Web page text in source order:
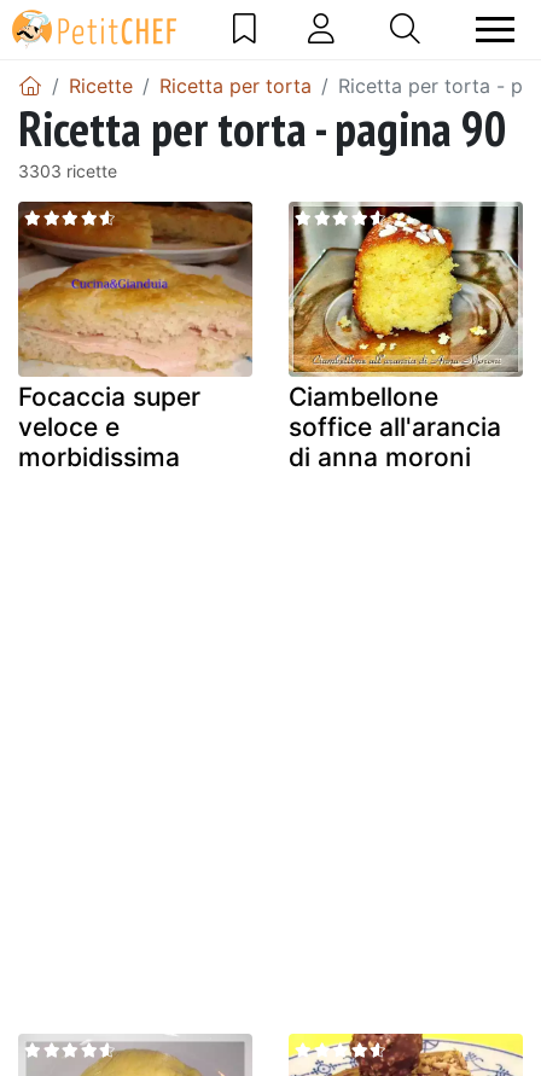
Ricette Ricetta per torta Ricetta per torta -
Ricetta per torta - pagina 90
3303 ricette
Focaccia super
veloce e
morbidissima
Ciambellone
soffice all'arancia
di anna moroni